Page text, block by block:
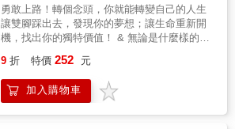
各種電影迷的旅遊偏好。
遍五大洲、九十個國家。旅途中遇到許多危機
與困難，像是脫水、營養不良，甚至碰到搶
劫、色狼跟蹤&hellip;&hellip;理惠子都靠著 傻
大姐的超能力一一克服。期間當然也碰到許多
純真的笑容、「垂死之家」的生死體悟等，都
讓她深刻體會到人情冷 暖，視野也變得更廣
闊。當然，異國戀情也是不可或缺的體驗
勇敢上路！轉個念頭，你就能轉變自己的人生
讓雙腳踩出去，發現你的夢想；讓生命重新開
機，找出你的獨特價值！ & 無論是什麼樣的年
界的某地，與陌生人碰撞，讓自己活出最真實
的模樣。 一個台灣在地年輕人，一次單純出
走，不僅實踐了空檔年的意義，更為自己的未
9 折 特價 252 元
加入購物車